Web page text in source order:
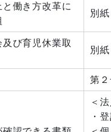
働き方改革に
別紙
び育児休業取
別紙
第
＜
・